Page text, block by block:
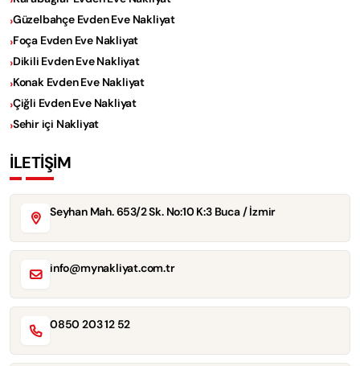
Güzelbahçe Evden Eve Nakliyat
Foça Evden Eve Nakliyat
Dikili Evden Eve Nakliyat
Konak Evden Eve Nakliyat
Çiğli Evden Eve Nakliyat
Sehir içi Nakliyat
İLETİŞİM
Seyhan Mah. 653/2 Sk. No:10 K:3 Buca / İzmir
info@mynakliyat.com.tr
0850 203 12 52